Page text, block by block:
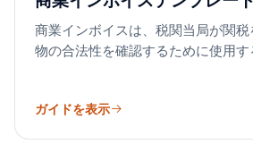
商業インボイスは、税関当局が関
物の合法性を確認するために使用す
ガイドを表示